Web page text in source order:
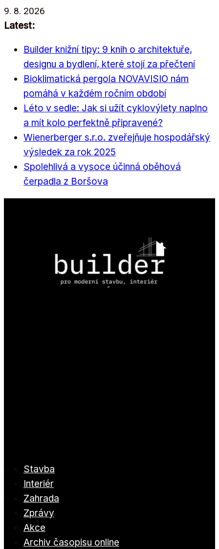
Přeskočit
na
9. 8. 2026
Latest:
Builder knižní tipy: 9 knih o architektuře,
designu a bydlení, které stojí za přečtení
Bioklimatická pergola NOVAVISIO nám
pomáhá v každém ročním období
Léto v sedle: Jak si užít cyklovýlety naplno
a mít kolo perfektně připravené?
Wienerberger s.r.o. zveřejňuje hospodářský
výsledek za rok 2025
Spolehlivá a vysoce účinná oběhová
čerpadla z Boršova
Stavba
Interiér
Zahrada
Zprávy
Akce
Archiv časopisu online